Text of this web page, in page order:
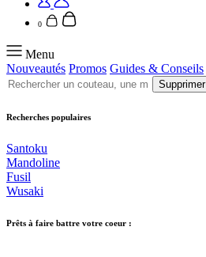
0
Menu
Nouveautés Promos Guides & Conseils
Supprimer
Recherches populaires
Santoku
Mandoline
Fusil
Wusaki
Prêts à faire battre votre coeur :